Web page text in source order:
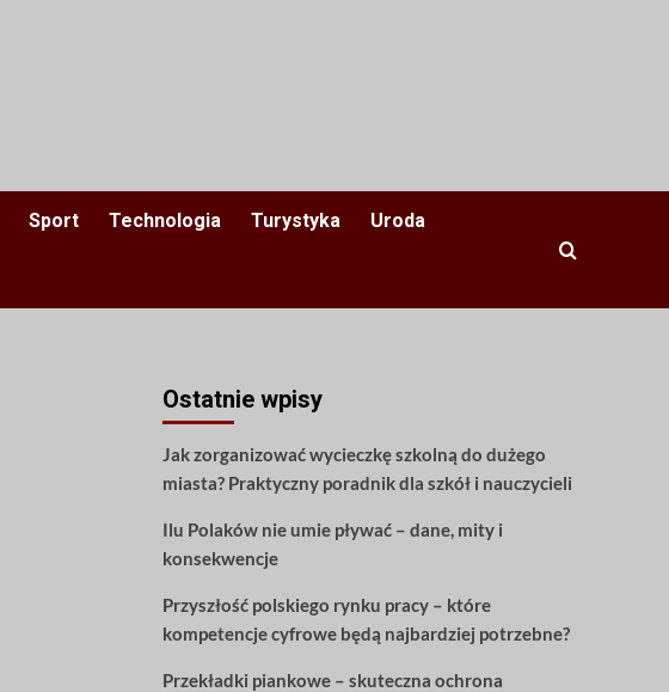
Sport Technologia Turystyka Uroda
Ostatnie wpisy
Jak zorganizować wycieczkę szkolną do dużego
miasta? Praktyczny poradnik dla szkół i nauczycieli
Ilu Polaków nie umie pływać – dane, mity i
konsekwencje
Przyszłość polskiego rynku pracy – które
kompetencje cyfrowe będą najbardziej potrzebne?
Przekładki piankowe – skuteczna ochrona